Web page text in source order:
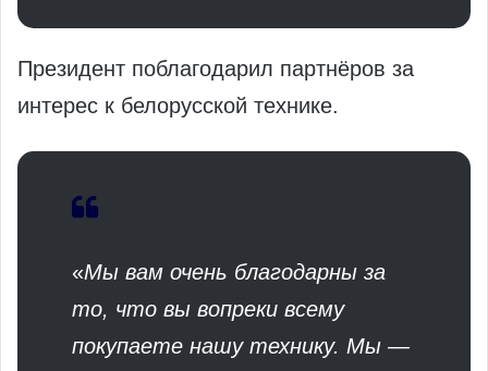
Президент поблагодарил партнёров за
интерес к белорусской технике.
«Мы вам очень благодарны за
то, что вы вопреки всему
покупаете нашу технику. Мы —